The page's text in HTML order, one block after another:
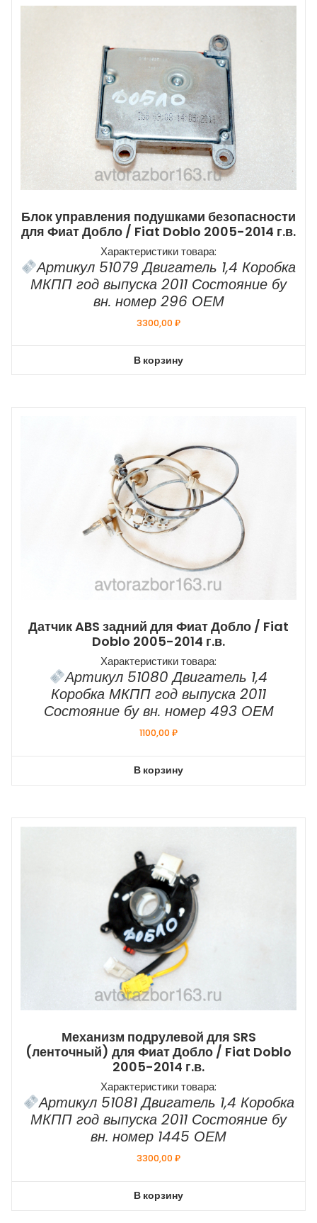
Блок управления подушками безопасности
для Фиат Добло / Fiat Doblo 2005-2014 г.в.
Характеристики товара:
Артикул 51079 Двигатель 1,4 Коробка
МКПП год выпуска 2011 Состояние бу
вн. номер 296 ОЕМ
3300,00₽
В корзину
Датчик ABS задний для Фиат Добло / Fiat
Doblo 2005-2014 г.в.
Характеристики товара:
Артикул 51080 Двигатель 1,4
Коробка МКПП год выпуска 2011
Состояние бу вн. номер 493 ОЕМ
1100,00₽
В корзину
Механизм подрулевой для SRS
(ленточный) для Фиат Добло / Fiat Doblo
2005-2014 г.в.
Характеристики товара:
Артикул 51081 Двигатель 1,4 Коробка
МКПП год выпуска 2011 Состояние бу
вн. номер 1445 ОЕМ
3300,00₽
В корзину